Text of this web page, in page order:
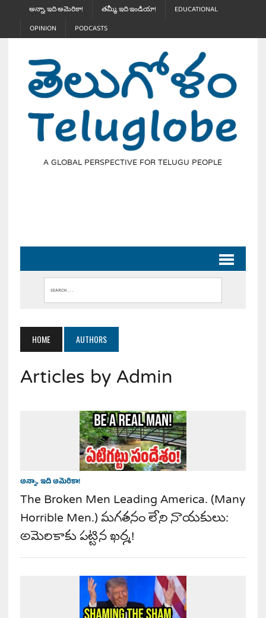
అన్నా, ఇది అమెరికా! తమ్మీ, ఇది ఇండియా!
EDUCATIONAL
OPINION
PODCASTS
A GLOBAL PERSPECTIVE FOR TELUGU PEOPLE
HOME AUTHORS
Articles by Admin
అన్నా, ఇది అమెరికా!
The Broken Men Leading America. (Many
Horrible Men.) మగతనం లేని నాయకులు:
అమెరికాకు పట్టిన ఖర్మ!